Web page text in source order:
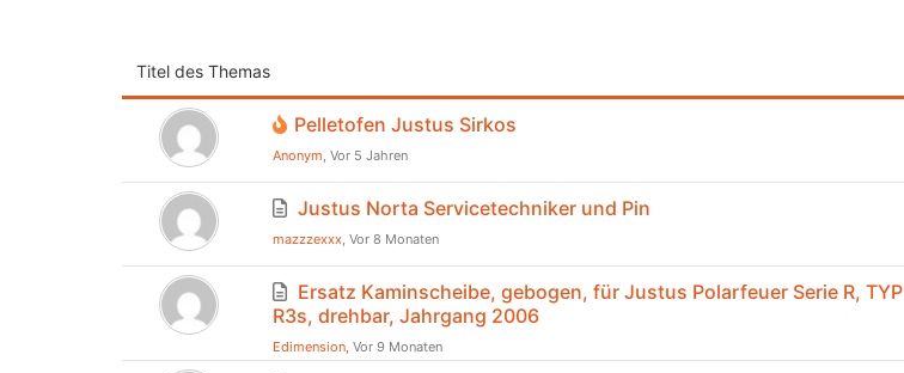
Titel des Themas
Pelletofen Justus Sirkos
Anonym, Vor 5 Jahren
Justus Norta Servicetechniker und Pin
mazzzexxx, Vor 8 Monaten
Ersatz Kaminscheibe, gebogen, für Justus Polarfeuer Serie R, TYP
R3s, drehbar, Jahrgang 2006
Edimension, Vor 9 Monaten